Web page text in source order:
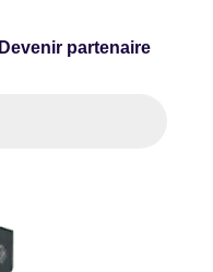
Devenir partenaire